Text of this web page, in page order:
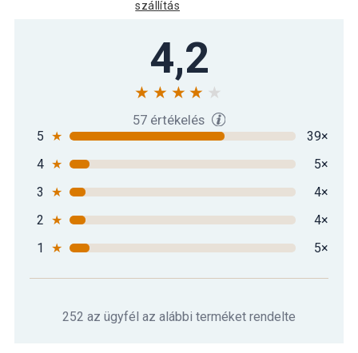
Gorilla Sports Egykezes súlyzó
fekete/fehér 15 kg
Gorilla Sports Professzionális
szállítás
4,2
57 értékelés
5 ★
39×
4 ★
5×
3
★
4×
2 ★
4×
1
★ 5×
252 az ügyfél az alábbi terméket rendelte